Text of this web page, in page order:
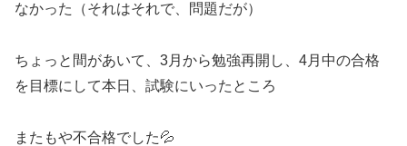
なかった（それはそれで、問題だが）
ちょっと間があいて、3月から勉強再開し、4月中の合格
を目標にして本日、試験にいったところ
またもや不合格でした💦